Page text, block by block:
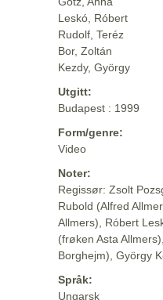
Leskó, Róbert
Rudolf, Teréz
Bor, Zoltán
Kezdy, György
Utgitt:
Budapest : 1999
Form/genre:
Video
Noter:
Regissør: Zsolt
Rubold (Alfred
Allmers), Róbert
(frøken Asta
Borghejm), György
Språk:
Ungarsk